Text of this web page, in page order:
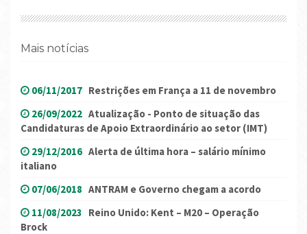
Mais notícias
06/11/2017 Restrições em França a 11 de novembro
26/09/2022 Atualização - Ponto de situação das
Candidaturas de Apoio Extraordinário ao setor (IMT)
29/12/2016 Alerta de última hora – salário mínimo
italiano
07/06/2018 ANTRAM e Governo chegam a acordo
11/08/2023 Reino Unido: Kent – M20 – Operação
Brock